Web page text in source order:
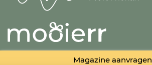
Magazine aanvragen